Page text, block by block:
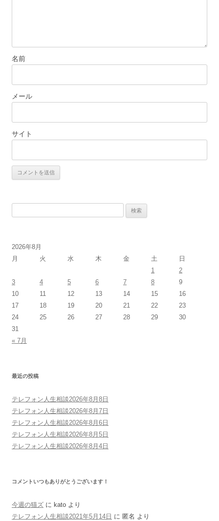
名前
メール
サイト
2026年8月
月
火 水 木 金 土
日
1
2
3
4 5 6 7 8
9
10
11 12 13 14 15
16
17
18 19 20 21 22
23
24
25 26 27 28 29
30
31
« 7月
最近の投稿
テレフォン人生相談2026年8月8日
テレフォン人生相談2026年8月7日
テレフォン人生相談2026年8月6日
テレフォン人生相談2026年8月5日
テレフォン人生相談2026年8月4日
コメントいつもありがとうございます！
今週の猫ズ に kato より
テレフォン人生相談2021年5月14日 に 匿名 より